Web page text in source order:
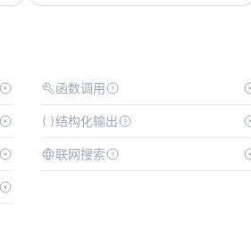
函数调用
结构化输出
联网搜索